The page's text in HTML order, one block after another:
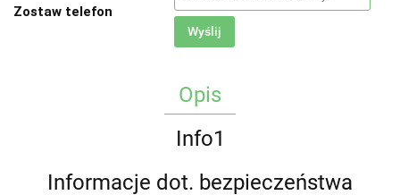
Zostaw telefon
Wyślij
Opis
Info1
Informacje dot. bezpieczeństwa